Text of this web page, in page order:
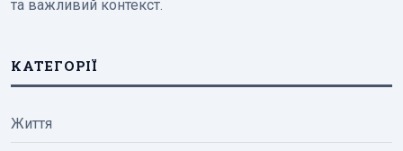
та важливий контекст.
КАТЕГОРІЇ
Життя